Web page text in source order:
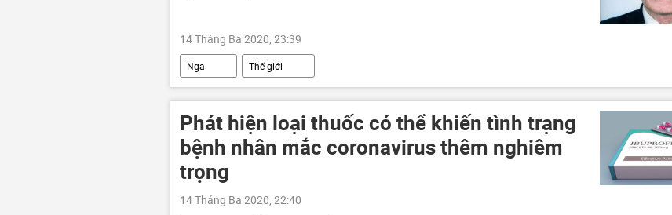
14 Tháng Ba 2020, 23:39
Nga Thế giới
Phát hiện loại thuốc có thể khiến tình trạng
bệnh nhân mắc coronavirus thêm nghiêm
trọng
14 Tháng Ba 2020, 22:40